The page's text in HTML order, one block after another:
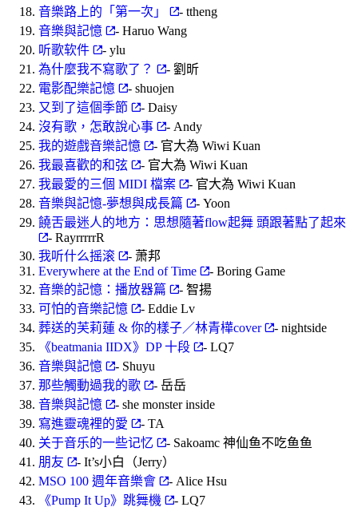
音樂路上的「第一次」
- ttheng
音樂與記憶
- Haruo Wang
听歌软件
- ylu
為什麼我不寫歌了？
- 劉昕
電影配樂記憶
- shuojen
又到了這個季節
- Daisy
沒有歌，怎敢說心事
- Andy
我的遊戲音樂記憶
- 官大為 Wiwi Kuan
我最喜歡的和弦
- 官大為 Wiwi Kuan
我最愛的三個 MIDI 檔案
- 官大為 Wiwi Kuan
音樂與記憶-夢想與成長篇
- Yoon
饒舌最迷人的地方：思想隨著flow起舞 頭跟著點了起來
- RayrrrrrR
我听什么摇滚
- 萧邦
Everywhere at the End of Time
- Boring Game
音樂的記憶：播放器篇
- 智揚
可怕的音樂記憶
- Eddie Lv
葬送的芙莉蓮 & 你的樣子／林青樺cover
- nightside
《beatmania IIDX》DP 十段
- LQ7
音樂與記憶
- Shuyu
那些觸動過我的歌
- 岳岳
音樂與記憶
- she monster inside
寫進靈魂裡的愛
- TA
关于音乐的一些记忆
- Sakoamc 神仙鱼不吃鱼鱼
朋友
- It’s小白（Jerry）
MSO 100 週年音樂會
- Alice Hsu
《Pump It Up》跳舞機
- LQ7